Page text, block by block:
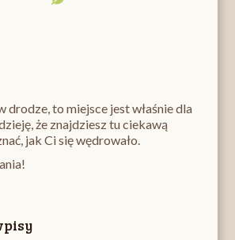
drodze, to miejsce jest właśnie dla
że znajdziesz tu ciekawą
jak Ci się wędrowało.